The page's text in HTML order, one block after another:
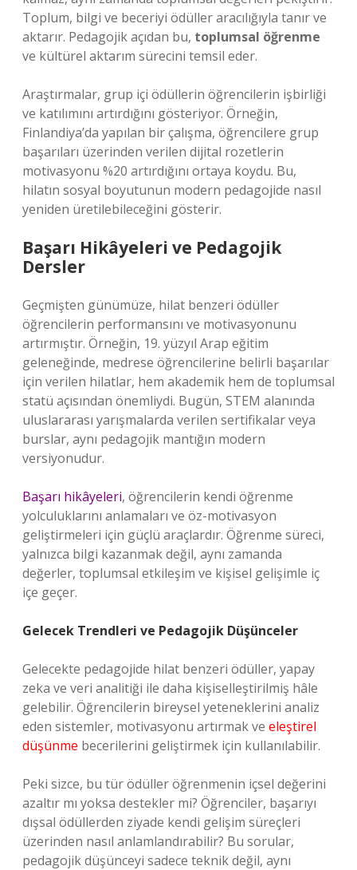
Toplum, bilgi ve beceriyi ödüller aracılığıyla tanır ve
aktarır. Pedagojik açıdan bu, toplumsal öğrenme
ve kültürel aktarım sürecini temsil eder.
Araştırmalar, grup içi ödüllerin öğrencilerin işbirliği
ve katılımını artırdığını gösteriyor. Örneğin,
Finlandiya’da yapılan bir çalışma, öğrencilere grup
başarıları üzerinden verilen dijital rozetlerin
motivasyonu %20 artırdığını ortaya koydu. Bu,
hilatın sosyal boyutunun modern pedagojide nasıl
yeniden üretilebileceğini gösterir.
Başarı Hikâyeleri ve Pedagojik
Dersler
Geçmişten günümüze, hilat benzeri ödüller
öğrencilerin performansını ve motivasyonunu
artırmıştır. Örneğin, 19. yüzyıl Arap eğitim
geleneğinde, medrese öğrencilerine belirli başarılar
için verilen hilatlar, hem akademik hem de toplumsal
statü açısından önemliydi. Bugün, STEM alanında
uluslararası yarışmalarda verilen sertifikalar veya
burslar, aynı pedagojik mantığın modern
versiyonudur.
Başarı hikâyeleri, öğrencilerin kendi öğrenme
yolculuklarını anlamaları ve öz-motivasyon
geliştirmeleri için güçlü araçlardır. Öğrenme süreci,
yalnızca bilgi kazanmak değil, aynı zamanda
değerler, toplumsal etkileşim ve kişisel gelişimle iç
içe geçer.
Gelecek Trendleri ve Pedagojik Düşünceler
Gelecekte pedagojide hilat benzeri ödüller, yapay
zeka ve veri analitiği ile daha kişiselleştirilmiş hâle
gelebilir. Öğrencilerin bireysel yeteneklerini analiz
eden sistemler, motivasyonu artırmak ve eleştirel
düşünme becerilerini geliştirmek için kullanılabilir.
Peki sizce, bu tür ödüller öğrenmenin içsel değerini
azaltır mı yoksa destekler mi? Öğrenciler, başarıyı
dışsal ödüllerden ziyade kendi gelişim süreçleri
üzerinden nasıl anlamlandırabilir? Bu sorular,
pedagojik düşünceyi sadece teknik değil, aynı